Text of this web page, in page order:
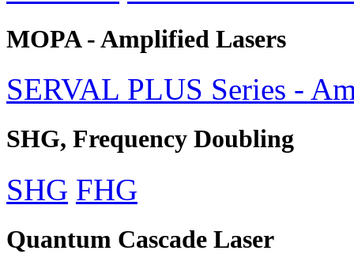
MOPA - Amplified Lasers
SERVAL PLUS Series -
SHG, Frequency Doubling
SHG FHG
Quantum Cascade Laser